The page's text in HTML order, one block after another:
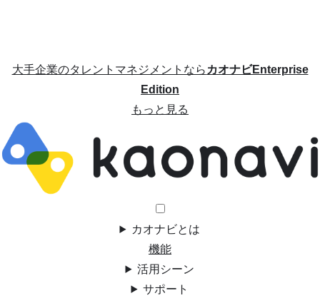
大手企業のタレントマネジメントならカオナビEnterprise
Edition
もっと見る
カオナビとは
機能
活用シーン
サポート